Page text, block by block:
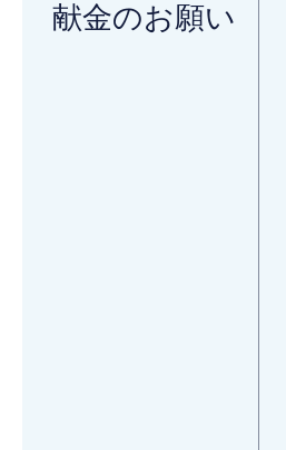
​献金のお願い